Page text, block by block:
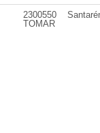
2300550
TOMAR